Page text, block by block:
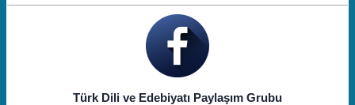
Türk Dili ve Edebiyatı Paylaşım Grubu